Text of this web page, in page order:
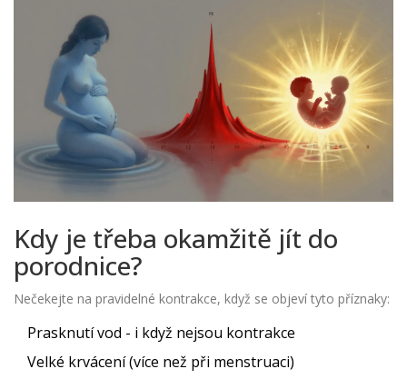
Kdy je třeba okamžitě jít do
porodnice?
Nečekejte na pravidelné kontrakce, když se objeví tyto příznaky:
Prasknutí vod - i když nejsou kontrakce
Velké krvácení (více než při menstruaci)